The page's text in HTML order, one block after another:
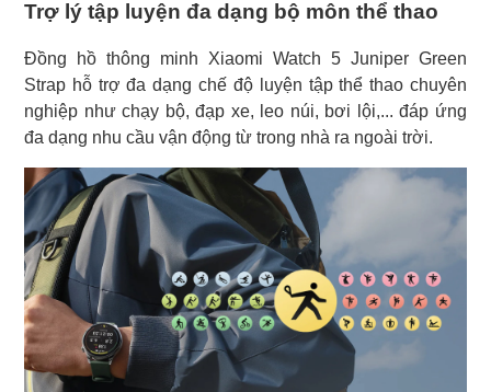
Trợ lý tập luyện đa dạng bộ môn thể thao
Đồng hồ thông minh Xiaomi Watch 5 Juniper Green
Strap hỗ trợ đa dạng chế độ luyện tập thể thao chuyên
nghiệp như chạy bộ, đạp xe, leo núi, bơi lội,... đáp ứng
đa dạng nhu cầu vận động từ trong nhà ra ngoài trời.